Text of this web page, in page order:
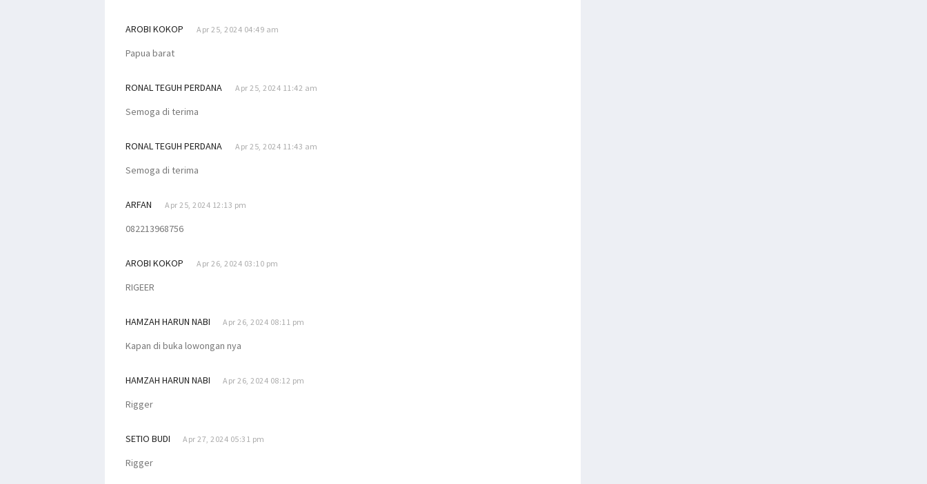
AROBI KOKOP Apr 25, 2024 04:49 am
Papua barat
RONAL TEGUH PERDANA Apr 25, 2024 11:42 am
Semoga di terima
RONAL TEGUH PERDANA Apr 25, 2024 11:43 am
Semoga di terima
ARFAN Apr 25, 2024 12:13 pm
082213968756
AROBI KOKOP Apr 26, 2024 03:10 pm
RIGEER
HAMZAH HARUN NABI Apr 26, 2024 08:11 pm
Kapan di buka lowongan nya
HAMZAH HARUN NABI Apr 26, 2024 08:12 pm
Rigger
SETIO BUDI Apr 27, 2024 05:31 pm
Rigger